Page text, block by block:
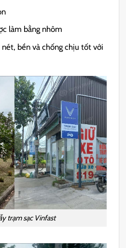
làm bằng nhôm
bền và chống chịu tốt với
trạm sạc Vinfast